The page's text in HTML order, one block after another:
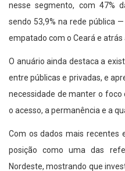
nesse segmento, com 47%
sendo 53,9% na rede pública
empatado com o Ceará e atrás
O anuário ainda destaca a
entre públicas e privadas, e
necessidade de manter o
o acesso, a permanência e a
Com os dados mais recentes
posição como uma das
Nordeste, mostrando que